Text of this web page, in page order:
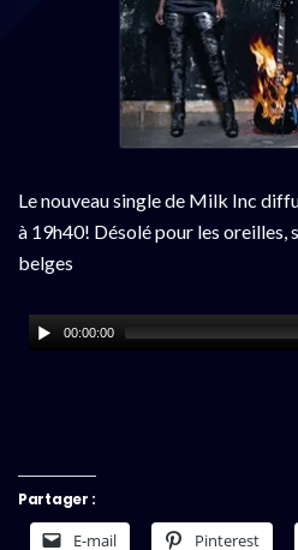
Le nouveau single de Milk Inc
à 19h40! Désolé pour les oreilles,
belges
00:00:00
Partager :
E-mail Pinterest